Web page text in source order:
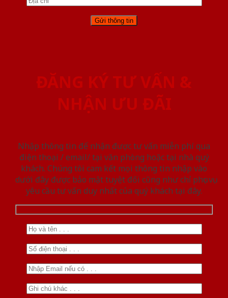
ĐĂNG KÝ TƯ VẤN &
NHẬN ƯU ĐÃI
Nhập thông tin để nhận được tư vấn miễn phí qua
điện thoại / email/ tại văn phòng hoặc tại nhà quý
khách. Chúng tôi cam kết mọi thông tin nhập vào
dưới đây được bảo mật tuyệt đối cũng như chỉ phục vụ
yêu cầu tư vấn duy nhất của quý khách tại đây.